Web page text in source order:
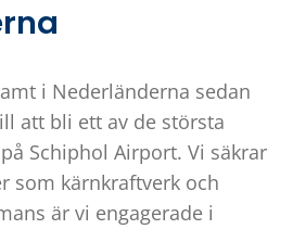
i Nederländerna sedan
att bli ett av de största
Schiphol Airport. Vi säkrar
som kärnkraftverk och
är vi engagerade i